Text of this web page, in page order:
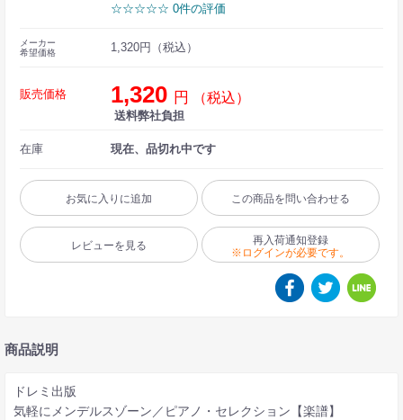
☆☆☆☆☆ 0件の評価
メーカー
希望価格
1,320円（税込）
販売価格 1,320 円 （税込）
送料弊社負担
在庫 現在、品切れ中です
お気に入りに追加 この商品を問い合わせる
レビューを見る
再入荷通知登録
※ログインが必要です。
商品説明
ドレミ出版
気軽にメンデルスゾーン／ピアノ・セレクション【楽譜】